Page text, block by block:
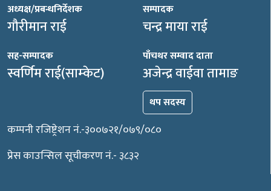
अध्यक्ष/प्रबन्धनिर्देशक
गौरीमान राई
सम्पादक
चन्द्र माया राई
सह-सम्पादक
स्वर्णिम राई(साम्केट)
पाँचथर सम्वाद दाता
अजेन्द्र वाईवा तामाङ
थप सदस्य
कम्पनी रजिष्ट्रेशन नं.-३००७२१/०७९/०८०
प्रेस काउन्सिल सूचीकरण नं.- ३८३२